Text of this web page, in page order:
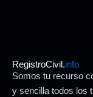
RegistroCivil.info
Somos tu recurso
y sencilla todos los